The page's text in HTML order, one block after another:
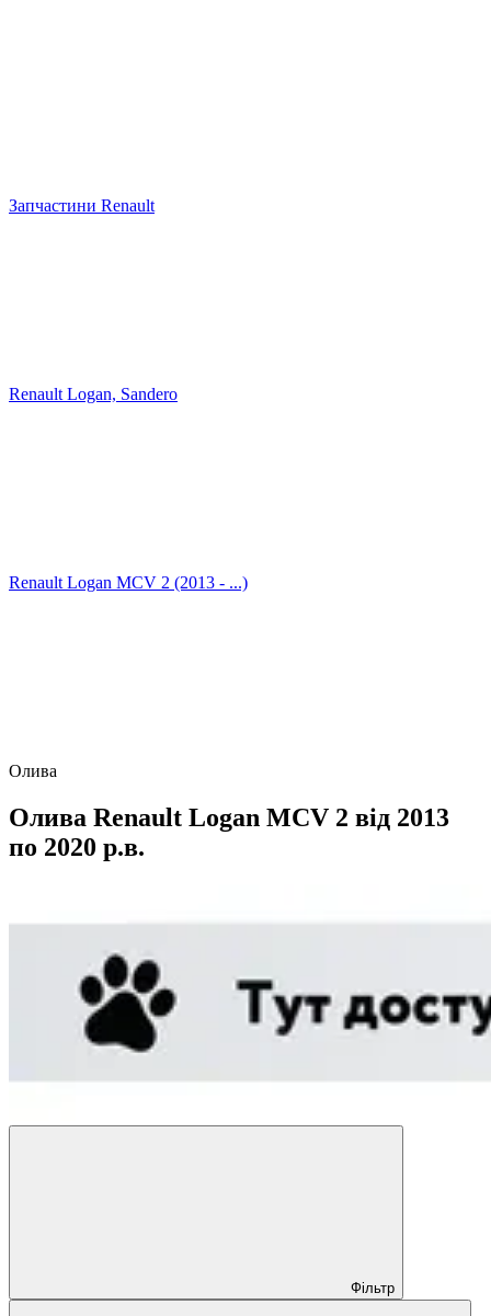
Запчастини Renault
Renault Logan, Sandero
Renault Logan MCV 2 (2013 - ...)
Олива
Олива Renault Logan MCV 2 від 2013
по 2020 р.в.
Фільтр